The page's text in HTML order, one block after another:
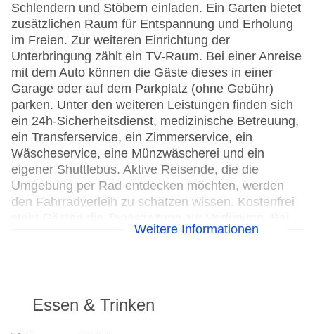
Schlendern und Stöbern einladen. Ein Garten bietet
zusätzlichen Raum für Entspannung und Erholung
im Freien. Zur weiteren Einrichtung der
Unterbringung zählt ein TV-Raum. Bei einer Anreise
mit dem Auto können die Gäste dieses in einer
Garage oder auf dem Parkplatz (ohne Gebühr)
parken. Unter den weiteren Leistungen finden sich
ein 24h-Sicherheitsdienst, medizinische Betreuung,
ein Transferservice, ein Zimmerservice, ein
Wäscheservice, eine Münzwäscherei und ein
eigener Shuttlebus. Aktive Reisende, die die
Umgebung per Rad entdecken möchten, werden
den Fahrradverleih zu schätzen wissen. Kostenfrei
Geschäftlichem hilft das Business-Center gerne
Parkplatz
Check-in von: 15:00:00
Weitere Informationen
Essen & Trinken